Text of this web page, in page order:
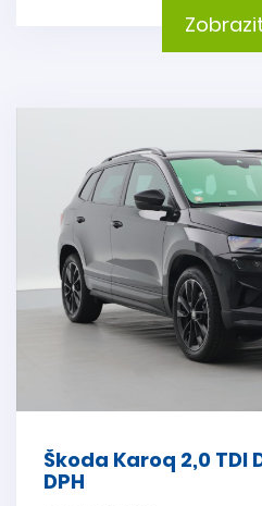
Škoda Karoq 2,0 TDI
DPH